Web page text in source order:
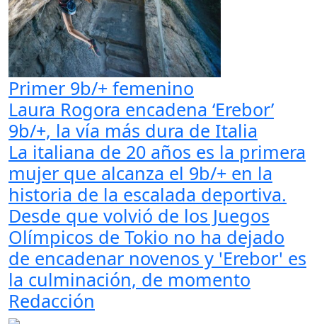
Primer 9b/+ femenino
Laura Rogora encadena ‘Erebor’
9b/+, la vía más dura de Italia
La italiana de 20 años es la primera
mujer que alcanza el 9b/+ en la
historia de la escalada deportiva.
Desde que volvió de los Juegos
Olímpicos de Tokio no ha dejado
de encadenar novenos y 'Erebor' es
la culminación, de momento
Redacción